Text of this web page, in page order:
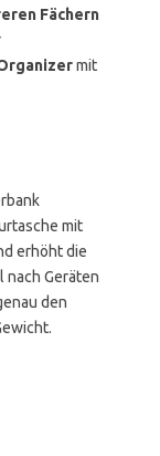
Fächern
mit
mit
erhöht die
nach Geräten
den